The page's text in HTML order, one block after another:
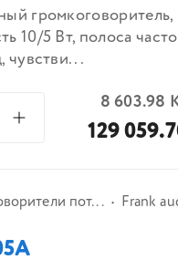
громкоговоритель,
10/5 Вт, полоса
чувстви...
8 603.98
129
пот...
Frank